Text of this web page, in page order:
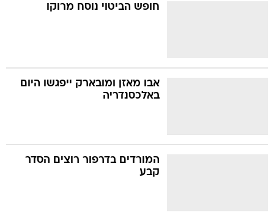
חופש הביטוי נוסח מרוקו
אבו מאזן ומובארק ייפגשו היום
באלכסנדריה
המורדים בדרפור רוצים הסדר
קבע